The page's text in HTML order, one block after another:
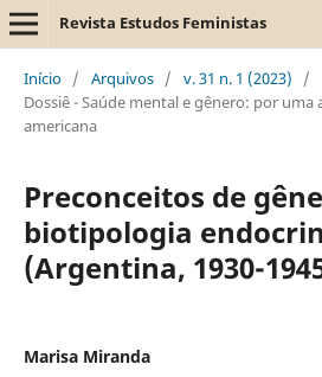
Revista Estudos Feministas
Início / Arquivos / v. 31 n. 1 (2023)
/
Dossiê - Saúde mental e gênero: por
americana
Preconceitos de
biotipologia
(Argentina, 1930-
Marisa Miranda